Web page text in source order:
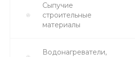
Сыпучие
строительные
материалы
Водонагреватели,